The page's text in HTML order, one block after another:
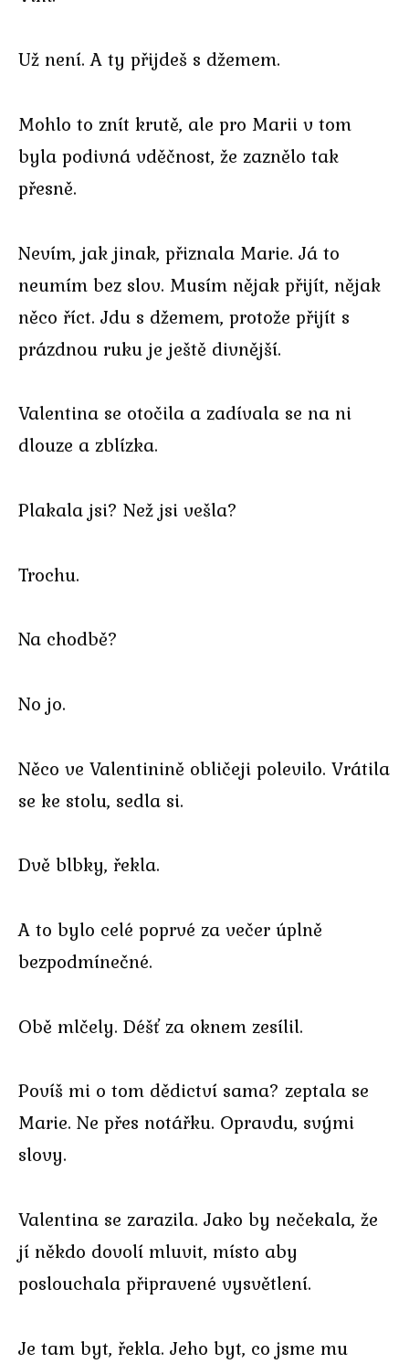
Už není. A ty přijdeš s džemem.
Mohlo to znít krutě, ale pro Marii v tom
byla podivná vděčnost, že zaznělo tak
přesně.
Nevím, jak jinak, přiznala Marie. Já to
neumím bez slov. Musím nějak přijít, nějak
něco říct. Jdu s džemem, protože přijít s
prázdnou ruku je ještě divnější.
Valentina se otočila a zadívala se na ni
dlouze a zblízka.
Plakala jsi? Než jsi vešla?
Trochu.
Na chodbě?
No jo.
Něco ve Valentinině obličeji polevilo. Vrátila
se ke stolu, sedla si.
Dvě blbky, řekla.
A to bylo celé poprvé za večer úplně
bezpodmínečné.
Obě mlčely. Déšť za oknem zesílil.
Povíš mi o tom dědictví sama? zeptala se
Marie. Ne přes notářku. Opravdu, svými
slovy.
Valentina se zarazila. Jako by nečekala, že
jí někdo dovolí mluvit, místo aby
poslouchala připravené vysvětlení.
Je tam byt, řekla. Jeho byt, co jsme mu